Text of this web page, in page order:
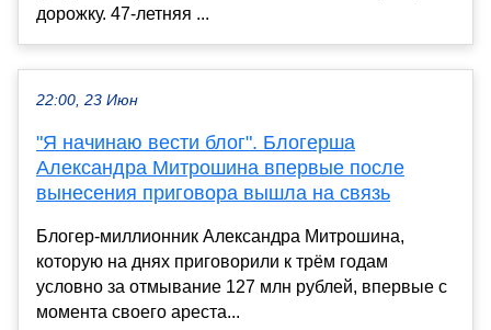
дорожку. 47-летняя ...
22:00, 23 Июн
"Я начинаю вести блог". Блогерша
Александра Митрошина впервые после
вынесения приговора вышла на связь
Блогер-миллионник Александра Митрошина,
которую на днях приговорили к трём годам
условно за отмывание 127 млн рублей, впервые с
момента своего ареста...